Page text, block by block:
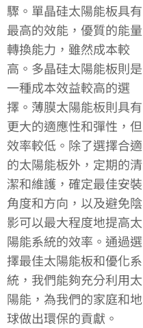
驟。單晶硅太陽能板具有
最高的效能，優質的能量
轉換能力，雖然成本較
高。多晶硅太陽能板則是
一種成本效益較高的選
擇。薄膜太陽能板則具有
更大的適應性和彈性，但
效率較低。除了選擇合適
的太陽能板外，定期的清
潔和維護，確定最佳安裝
角度和方向，以及避免陰
影可以最大程度地提高太
陽能系統的效率。通過選
擇最佳太陽能板和優化系
統，我們能夠充分利用太
陽能，為我們的家庭和地
球做出環保的貢獻。